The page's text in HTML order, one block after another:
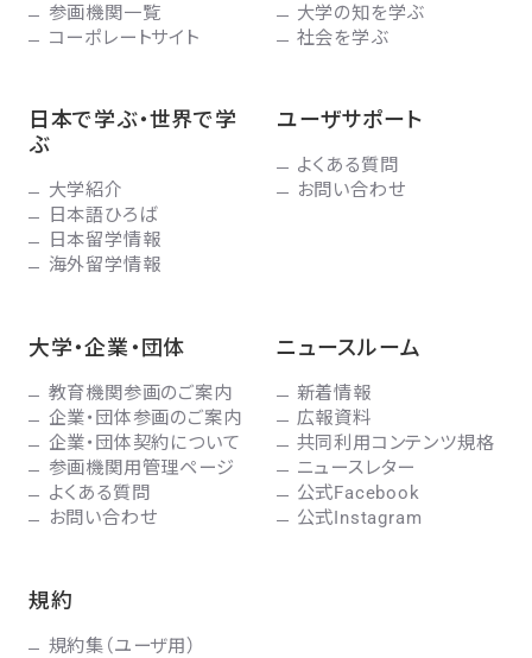
参画機関一覧
コーポレートサイト
大学の知を学ぶ
社会を学ぶ
日本で学ぶ・世界で学
ぶ
大学紹介
日本語ひろば
日本留学情報
海外留学情報
ユーザサポート
よくある質問
お問い合わせ
大学・企業・団体
教育機関参画のご案内
企業・団体参画のご案内
企業・団体契約について
参画機関用管理ページ
よくある質問
お問い合わせ
ニュースルーム
新着情報
広報資料
共同利用コンテンツ規格
ニュースレター
公式Facebook
公式Instagram
規約
規約集（ユーザ用）